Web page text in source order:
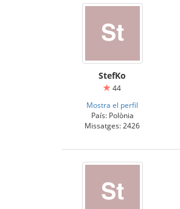
StefKo
44
Mostra el perfil
País: Polònia
Missatges: 2426